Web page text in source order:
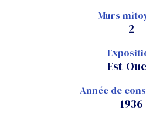
Murs
2
Est-
Année de
1936